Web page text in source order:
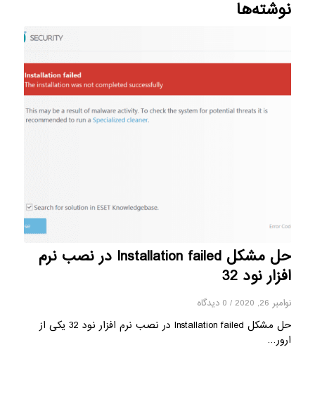
نوشته‌ها
حل مشکل Installation failed در نصب نرم
افزار نود 32
نوامبر 26, 2020 / 0 دیدگاه
حل مشکل Installation failed در نصب نرم افزار نود 32 یکی از
ارور…